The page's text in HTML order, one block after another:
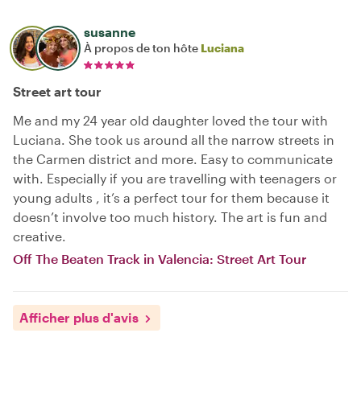
susanne
À propos de ton hôte Luciana
Street art tour
Me and my 24 year old daughter loved the tour with
Luciana. She took us around all the narrow streets in
the Carmen district and more. Easy to communicate
with. Especially if you are travelling with teenagers or
young adults , it’s a perfect tour for them because it
doesn’t involve too much history. The art is fun and
creative.
Off The Beaten Track in Valencia: Street Art Tour
Afficher plus d'avis